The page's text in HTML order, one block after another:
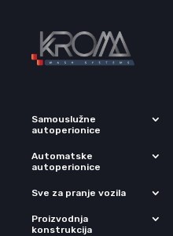
Samouslužne
autoperionice
Automatske
autoperionice
Sve za pranje vozila
Proizvodnja
konstrukcija